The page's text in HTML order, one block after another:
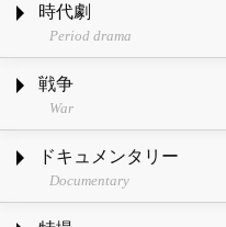
時代劇
Period drama
戦争
War
ドキュメンタリー
Documentary